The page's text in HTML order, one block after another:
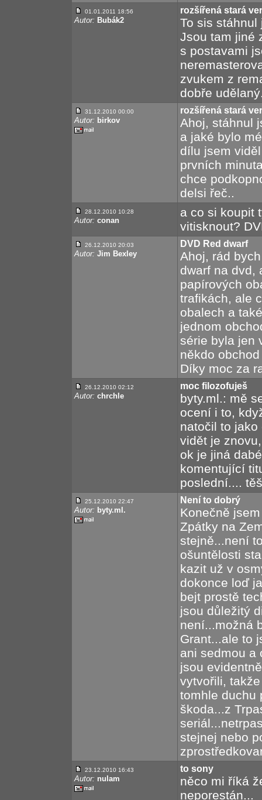
01.01.2011 18:56
Autor: Bubák2
rozšířená stará
To sis
Jsou tam jiné
s postavami
zvukem z
dobře
31.12.2010 00:00
Autor: birkov
rozšířená stará
Ahoj, stáhnul
a jaké bylo
dílu jsem
prvních
chce
delsi řeč..
28.12.2010 10:28
Autor: conan
a co si koupit
vitisknout?
26.12.2010 20:03
Autor: Jim Bexley
DVD Red dwarf
Ahoj, rád
dwarf na dvd,
papírových
trafikách, ale
obalech a
jednom
série byla jen
někdo
Díky moc za
26.12.2010 02:12
Autor: chrchle
moc filozofuješ
byty.ml.: mě
ocení i to,
natočil to
vidět je
ok je jiná
komentující
poslední....
25.12.2010 22:47
Autor: byty.ml.
Není to dobrý
Konečně
Zpátky na
stejně...není
ošuntělosti
kazit už v
dokonce loď
bejt prostě
jsou důležitý
není...možná
Grant...ale to
ani sedmou a
jsou
vytvořili,
tomhle duchu
škoda...z
stejnej nebo
23.12.2010 16:43
Autor: nulam
to sony
něco mi říká
neporestán...